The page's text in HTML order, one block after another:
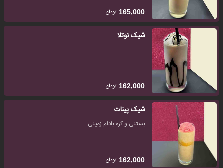
165,000 تومان
شیک‌ نوتلا
162,000 تومان
شیک پینات
بستنی و کره بادام زمینی
162,000 تومان